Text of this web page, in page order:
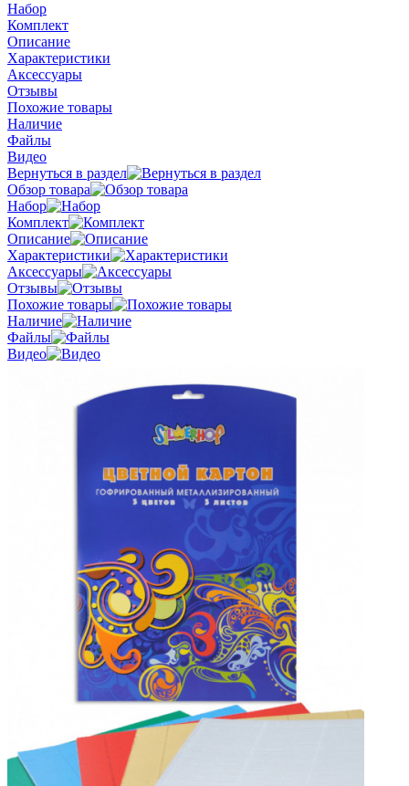
Набор
Комплект
Описание
Характеристики
Аксессуары
Отзывы
Похожие товары
Наличие
Файлы
Видео
Вернуться в раздел
Обзор товара
Набор
Комплект
Описание
Характеристики
Аксессуары
Отзывы
Похожие товары
Наличие
Файлы
Видео